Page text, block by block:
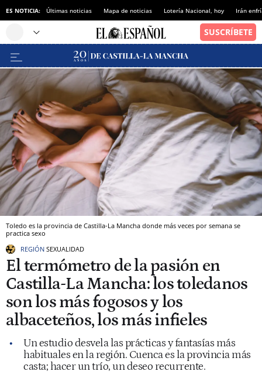
ES NOTICIA: Últimas noticias Mapa de noticias Lotería Nacional, hoy Irán
Toledo es la provincia de Castilla-La Mancha donde más veces por semana se
practica sexo
REGIÓN SEXUALIDAD
El termómetro de la pasión en
Castilla-La Mancha: los toledanos
son los más fogosos y los
albaceteños, los más infieles
Un estudio desvela las prácticas y fantasías más
habituales en la región. Cuenca es la provincia más
casta; hacer un trío, un deseo recurrente.